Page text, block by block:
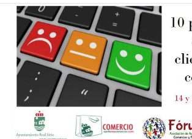
Técnicas
venta
o
promoción
del
negocio
en